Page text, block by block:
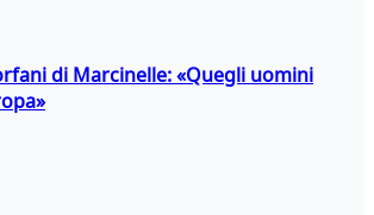
di Marcinelle: «Quegli uomini